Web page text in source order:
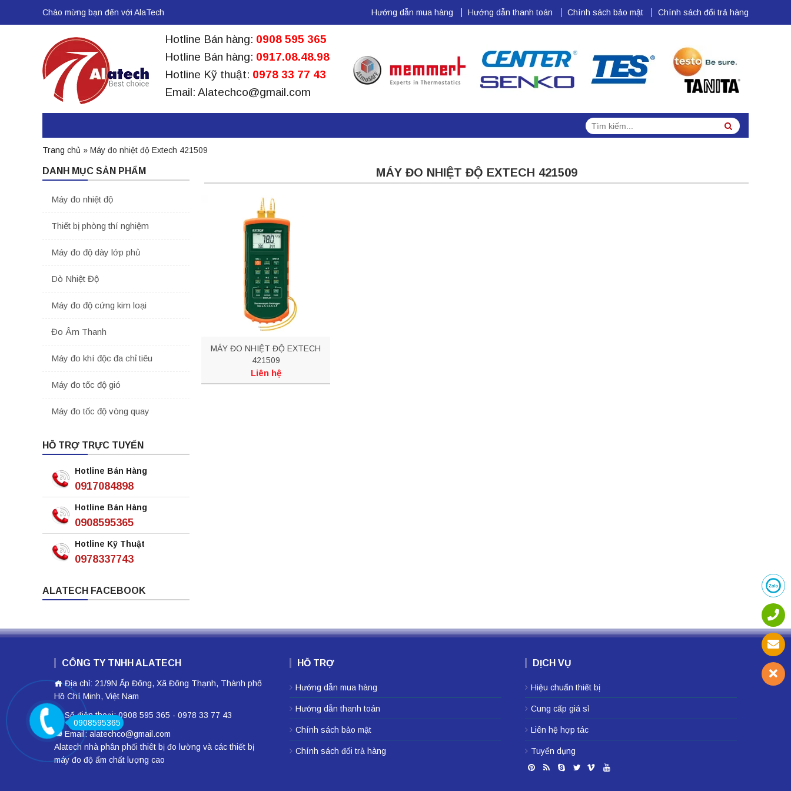
Chào mừng bạn đến với AlaTech Hướng dẫn mua hàng Hướng dẫn thanh toán Chính sách bảo mật Chính sách đổi trả hàng
Hotline Bán hàng: 0908 595 365
Hotline Bán hàng: 0917.08.48.98
Hotline Kỹ thuật: 0978 33 77 43
Email: Alatechco@gmail.com
Tìm
kiếm:
Search
Trang chủ » Máy đo nhiệt độ Extech 421509
MÁY ĐO NHIỆT ĐỘ EXTECH 421509
MÁY ĐO NHIỆT ĐỘ EXTECH
421509
Liên hệ
DANH MỤC SẢN PHẨM
Máy đo nhiệt độ
Thiết bị phòng thí nghiệm
Máy đo độ dày lớp phủ
Dò Nhiệt Độ
Máy đo độ cứng kim loại
Đo Âm Thanh
Máy đo khí độc đa chỉ tiêu
Máy đo tốc độ gió
Máy đo tốc độ vòng quay
HỖ TRỢ TRỰC TUYẾN
Hotline Bán Hàng
0917084898
Hotline Bán Hàng
0908595365
Hotline Kỹ Thuật
0978337743
ALATECH FACEBOOK
CÔNG TY TNHH ALATECH
Địa chỉ: 21/9N Ấp Đông, Xã Đông Thạnh, Thành phố
Hồ Chí Minh, Việt Nam
Số điện thoại: 0908 595 365 - 0978 33 77 43
Email: alatechco@gmail.com
Alatech nhà phân phối thiêt bị đo lường và các thiết bị
máy đo độ ẩm chất lượng cao
HỖ TRỢ
Hướng dẫn mua hàng
Hướng dẫn thanh toán
Chính sách bảo mật
Chính sách đổi trả hàng
DỊCH VỤ
Hiệu chuẩn thiết bị
Cung cấp giá sỉ
Liên hệ hợp tác
Tuyển dụng
0908595365